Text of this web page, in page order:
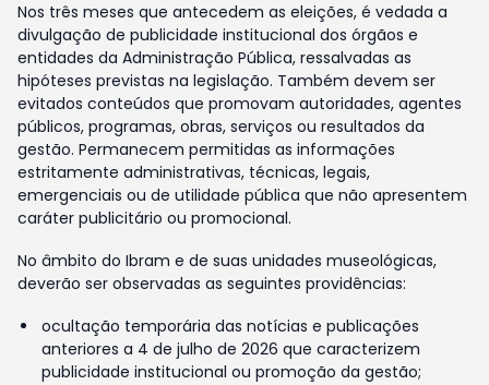
Nos três meses que antecedem as eleições, é vedada a
divulgação de publicidade institucional dos órgãos e
entidades da Administração Pública, ressalvadas as
hipóteses previstas na legislação. Também devem ser
evitados conteúdos que promovam autoridades, agentes
públicos, programas, obras, serviços ou resultados da
gestão. Permanecem permitidas as informações
estritamente administrativas, técnicas, legais,
emergenciais ou de utilidade pública que não apresentem
caráter publicitário ou promocional.
No âmbito do Ibram e de suas unidades museológicas,
deverão ser observadas as seguintes providências:
ocultação temporária das notícias e publicações
anteriores a 4 de julho de 2026 que caracterizem
publicidade institucional ou promoção da gestão;